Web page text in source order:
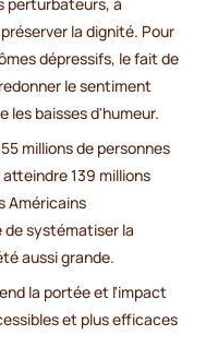
la dignité. Pour
dépressifs, le fait de
le sentiment
les baisses d'humeur.
millions de personnes
139 millions
Américains
systématiser la
aussi grande.
la portée et l'impact
et plus efficaces